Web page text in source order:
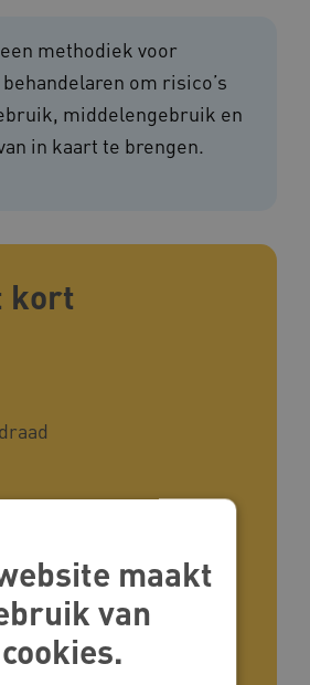
methodiek voor
om risico’s
middelengebruik en
in kaart te brengen.
kort
Zorgverlenersmaakt
van
cookies.